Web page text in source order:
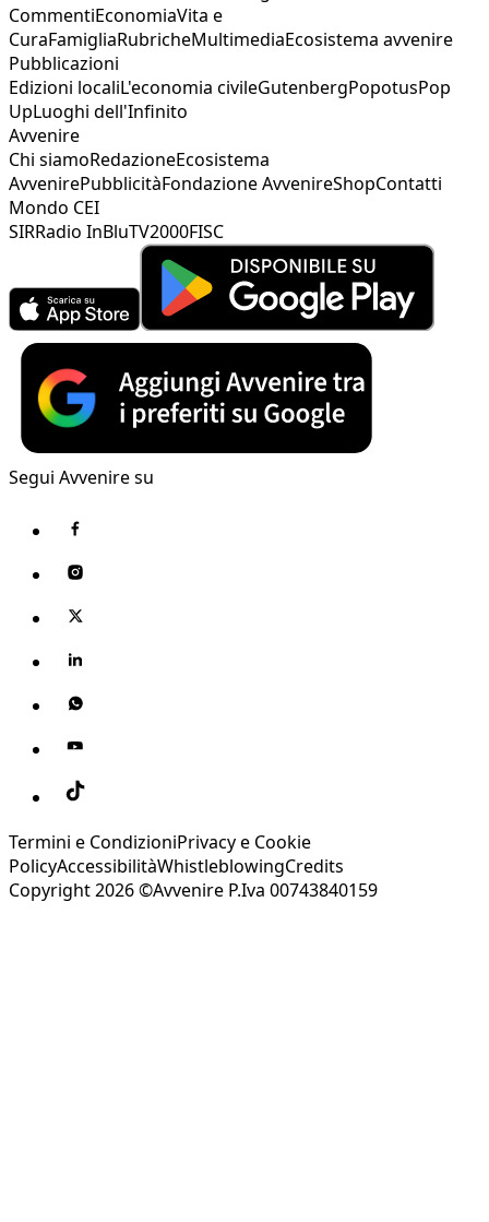
CommentiEconomiaVita e
CuraFamigliaRubricheMultimediaEcosistema avvenire
Pubblicazioni
Edizioni localiL'economia civileGutenbergPopotusPop
UpLuoghi dell'Infinito
Avvenire
Chi siamoRedazioneEcosistema
AvvenirePubblicitàFondazione AvvenireShopContatti
Mondo CEI
SIRRadio InBluTV2000FISC
Segui Avvenire su
Termini e CondizioniPrivacy e Cookie
PolicyAccessibilitàWhistleblowingCredits
Copyright 2026 ©Avvenire P.Iva 00743840159